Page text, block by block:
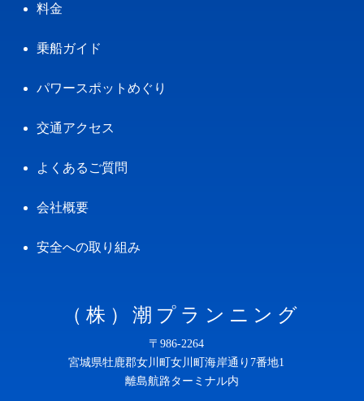
料金
乗船ガイド
パワースポットめぐり
交通アクセス
よくあるご質問
会社概要
安全への取り組み
（株）潮プランニング
〒986-2264
宮城県牡鹿郡女川町女川町海岸通り7番地1
離島航路ターミナル内